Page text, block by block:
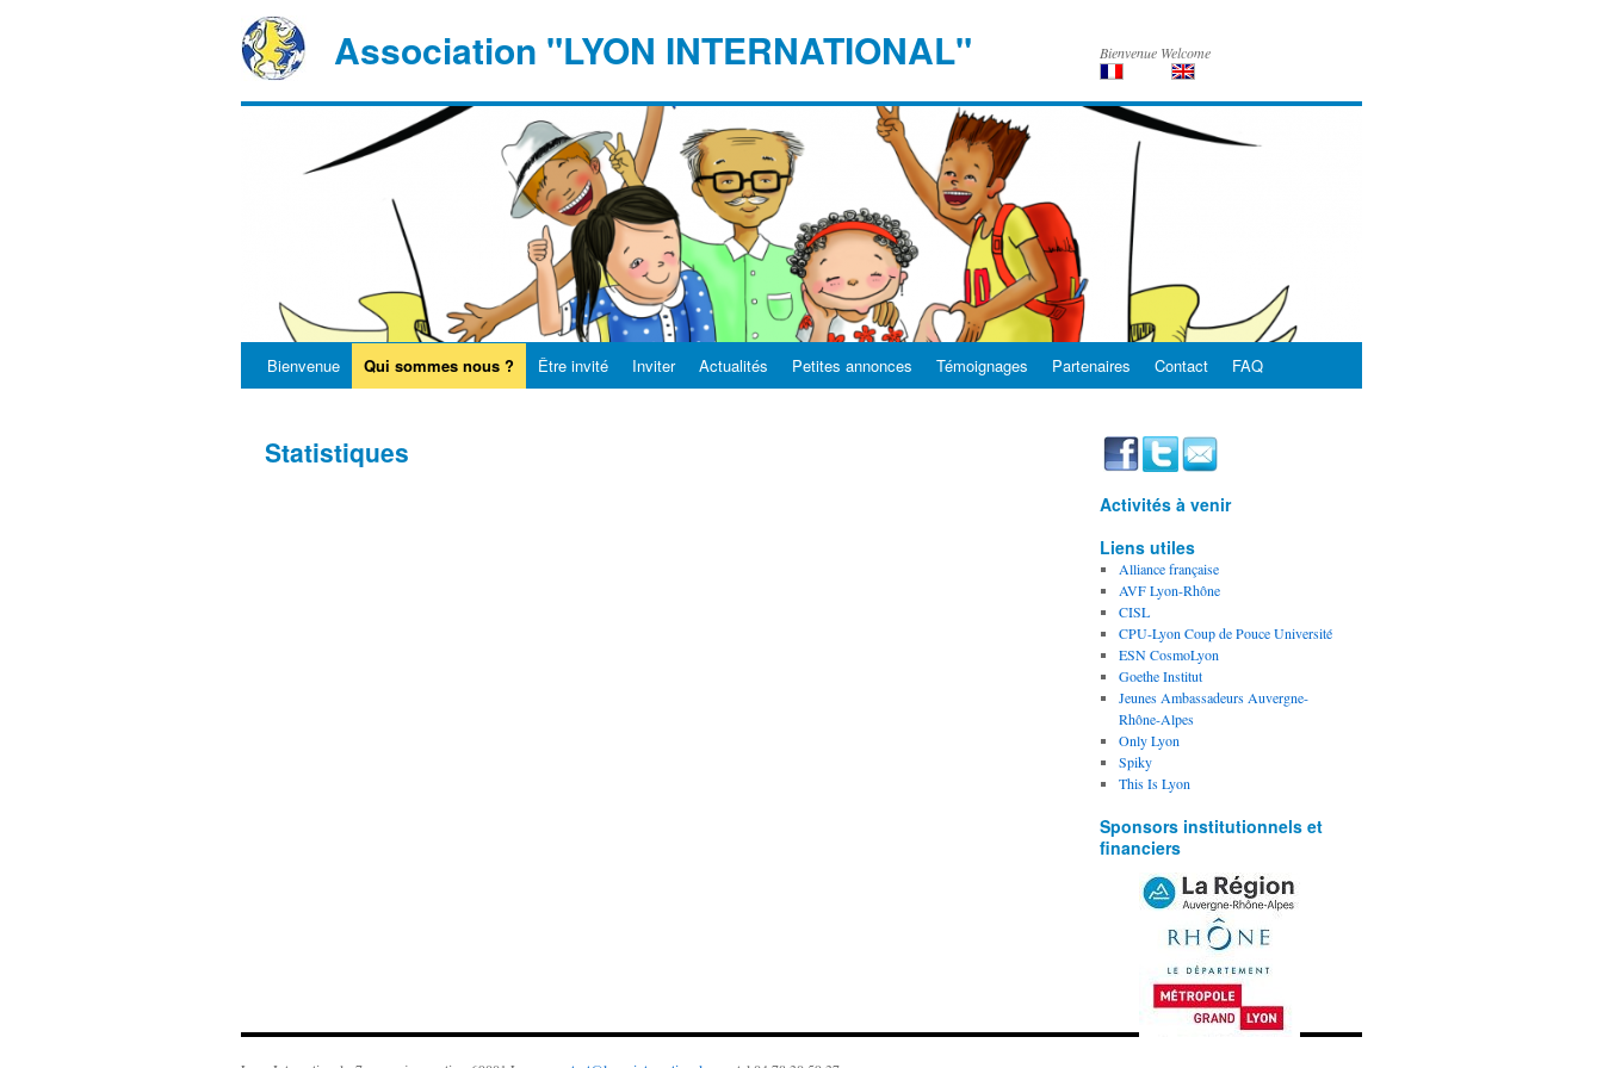
Association "LYON INTERNATIONAL" Bienvenue Welcome
Bienvenue Qui sommes nous ? Être invité Inviter Actualités Petites annonces Témoignages Partenaires Contact FAQ
Statistiques
Activités à venir
Liens utiles
Alliance française
AVF Lyon-Rhône
CISL
CPU-Lyon Coup de Pouce Université
ESN CosmoLyon
Goethe Institut
Jeunes Ambassadeurs Auvergne-
Rhône-Alpes
Only Lyon
Spiky
This Is Lyon
Sponsors institutionnels et
financiers